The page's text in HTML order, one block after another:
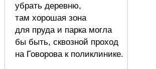
убрать деревню,
там хорошая зона
для пруда и парка могла
бы быть, сквозной проход
на Говорова к поликлинике.